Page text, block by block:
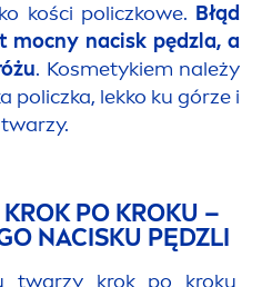
kości policzkowe. Błąd
mocny nacisk pędzla, a
. Kosmetykiem należy
policzka, lekko ku górze i
PO KROKU –
NACISKU PĘDZLI
twarzy krok po kroku